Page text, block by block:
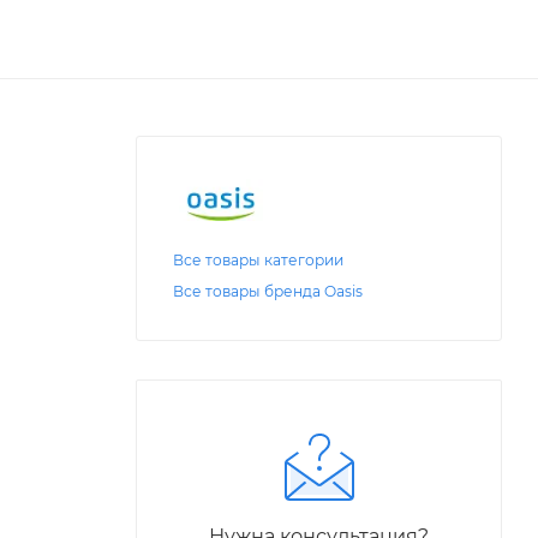
Все товары категории
Все товары бренда Oasis